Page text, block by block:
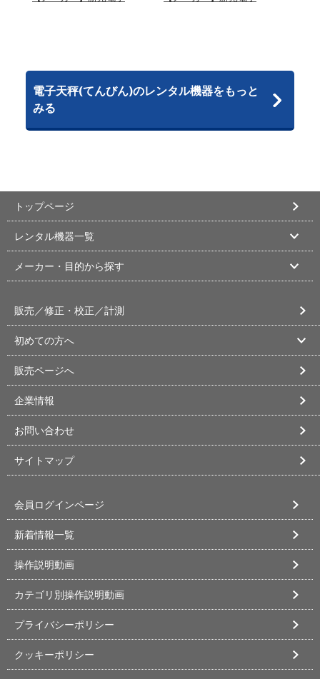
電子天秤(てんびん)のレンタル機器をもっと
みる
トップページ
レンタル機器一覧
メーカー・目的から探す
販売／修正・校正／計測
初めての方へ
販売ページへ
企業情報
お問い合わせ
サイトマップ
会員ログインページ
新着情報一覧
操作説明動画
カテゴリ別操作説明動画
プライバシーポリシー
クッキーポリシー